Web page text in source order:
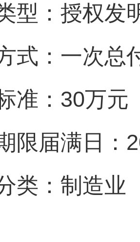
型：授权发
式：一次总
准：30万元
限届满日：
类：制造业